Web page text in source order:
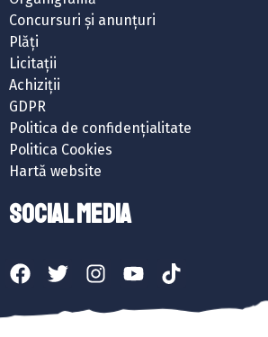
Concursuri și anunțuri
Plăți
Licitații
Achiziții
GDPR
Politica de confidențialitate
Politica Cookies
Hartă website
SOCIAL MEDIA